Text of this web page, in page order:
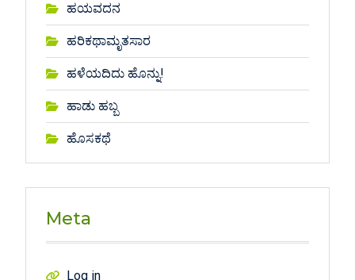
ಹಯವದನ
ಹರಿಕಥಾಮೃತಸಾರ
ಹಳೆಯದಿದು ಹೊನ್ನು!
ಹಾಡು ಹಬ್ಬ
ಹೊಸಕಥೆ
Meta
Log in